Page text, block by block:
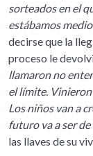
sorteados en el
estábamos
decirse que la
proceso le
llamaron no
el límite.
Los niños van a
futuro va a ser de
las llaves de su